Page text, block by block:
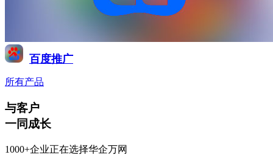
百度推广
所有产品
与客户
一同成长
1000+企业正在选择华企万网